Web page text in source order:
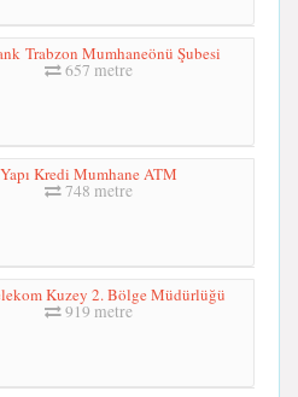
Trabzon Mumhaneönü Şubesi
657 metre
Yapı Kredi Mumhane ATM
748 metre
Kuzey 2. Bölge Müdürlüğü
919 metre